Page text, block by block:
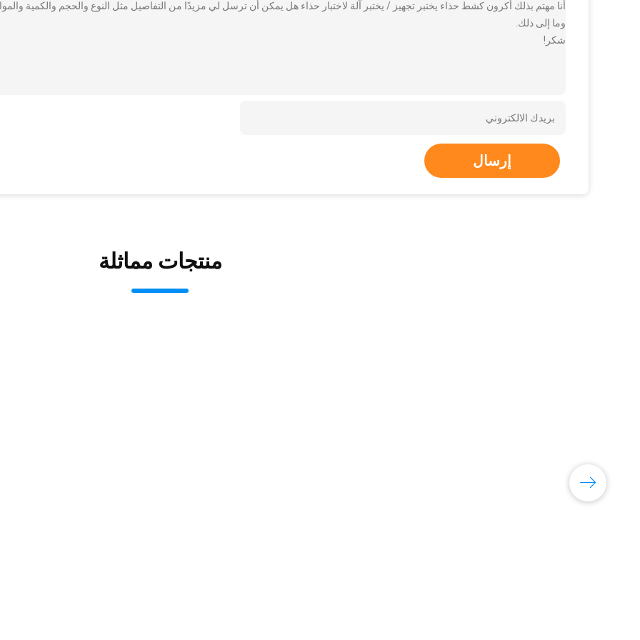
أنا مهتم بذلك أكرون كشط حذاء يختبر تجهيز / يختبر آلة لاختبار حذاء هل يمكن أن ترسل لي مزيدًا من التفاصيل مثل النوع والحجم والكمية
وما إلى ذلك.
شكر!
إرسال
منتجات مماثلة